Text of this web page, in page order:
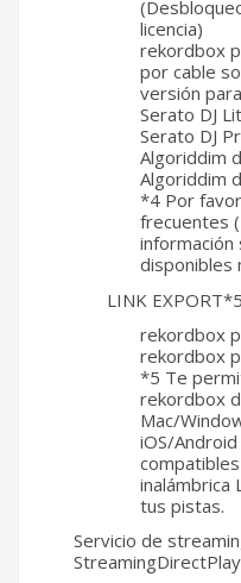
licencia)
rekordbox
por cable
versión
Serato DJ
Serato DJ
Algoriddim
Algoriddim
*4 Por
frecuentes
información
disponibles
LINK EXPORT*5
rekordbox
rekordbox
*5 Te
rekordbox
Mac/
iOS/
inalámbrica
tus pistas.
Servicio de
StreamingDirectPlay